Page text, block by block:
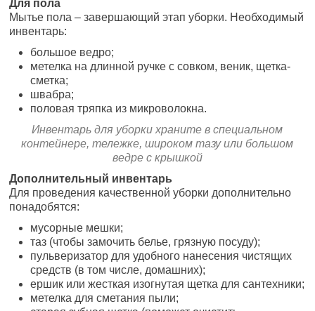
Для пола
Мытье пола – завершающий этап уборки. Необходимый
инвентарь:
большое ведро;
метелка на длинной ручке с совком, веник, щетка-
сметка;
швабра;
половая тряпка из микроволокна.
Инвентарь для уборки храните в специальном
контейнере, тележке, широком тазу или большом
ведре с крышкой
Дополнительный инвентарь
Для проведения качественной уборки дополнительно
понадобятся:
мусорные мешки;
таз (чтобы замочить белье, грязную посуду);
пульверизатор для удобного нанесения чистящих
средств (в том числе, домашних);
ершик или жесткая изогнутая щетка для сантехники;
метелка для сметания пыли;